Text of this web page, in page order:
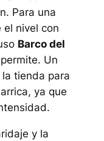
Para una
nivel con
Barco del
Un
tienda para
ya que
y la